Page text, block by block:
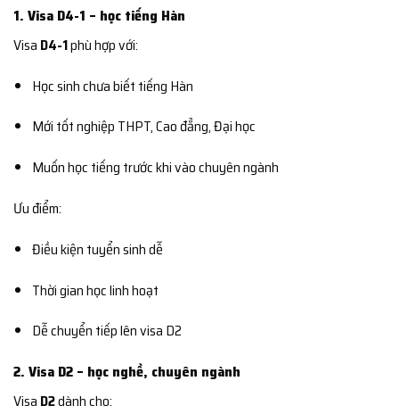
1. Visa D4-1 – học tiếng Hàn
Visa D4-1phù hợp với:
Học sinh chưa biết tiếng Hàn
Mới tốt nghiệp THPT, Cao đẳng, Đại học
Muốn học tiếng trước khi vào chuyên ngành
Ưu điểm:
Điều kiện tuyển sinh dễ
Thời gian học linh hoạt
Dễ chuyển tiếp lên visa D2
2. Visa D2 – học nghề, chuyên ngành
Visa D2dành cho: